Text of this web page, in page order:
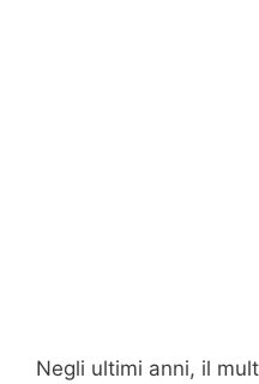
Negli ultimi anni, il